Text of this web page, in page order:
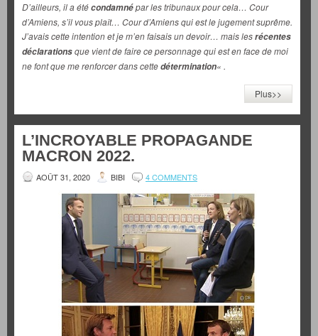
D’ailleurs, il a étécondamnépar les tribunaux pour cela… Cour
d’Amiens, s’il vous plaît… Cour d’Amiens qui est le jugement suprême.
J’avais cette intention et je m’en faisais un devoir… mais lesrécentes
déclarationsque vient de faire ce personnage qui est en face de moi
ne font que me renforcer dans cettedétermination« .
Plus>>
L’INCROYABLE PROPAGANDE
MACRON 2022.
AOÛT 31, 2020 BIBI 4 COMMENTS